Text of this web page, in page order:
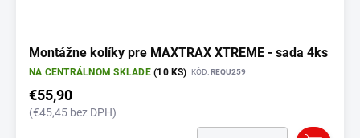
Montážne kolíky pre MAXTRAX XTREME - sada 4ks
NA CENTRÁLNOM SKLADE(10 KS) KÓD: REQU259
€55,90
(€45,45 bez DPH)